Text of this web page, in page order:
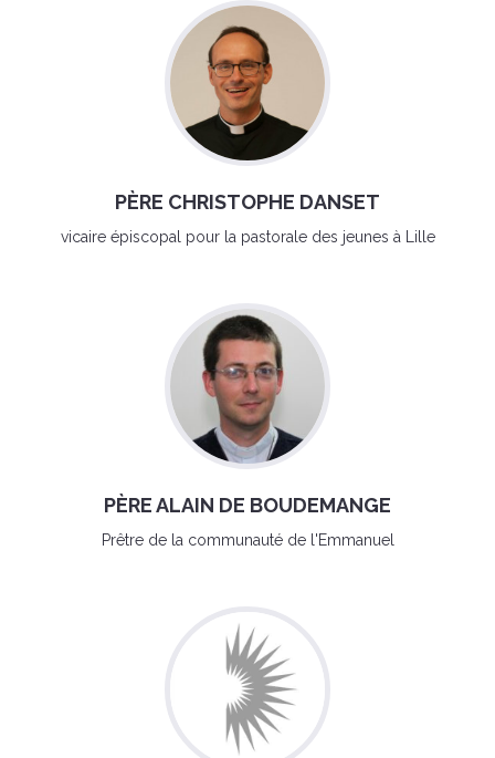
PÈRE CHRISTOPHE DANSET
vicaire épiscopal pour la pastorale des jeunes à Lille
PÈRE ALAIN DE BOUDEMANGE
Prêtre de la communauté de l'Emmanuel